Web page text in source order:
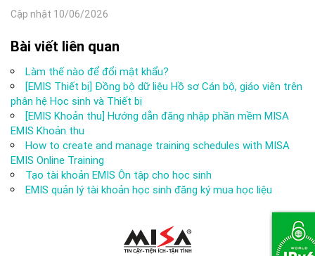
Cập nhật 10/06/2026
Bài viết liên quan
Làm thế nào để đổi mật khẩu?
[EMIS Thiết bị] Đồng bộ dữ liệu Hồ sơ Cán bộ, giáo viên trên
phân hệ Học sinh và Thiết bị
[EMIS Khoản thu] Hướng dẫn đăng nhập phần mềm MISA
EMIS Khoản thu
How to create and manage training schedules with MISA
EMIS Online Training
Tạo tài khoản EMIS Ôn tập cho học sinh
EMIS quản lý tài khoản học sinh đăng ký mua học liệu